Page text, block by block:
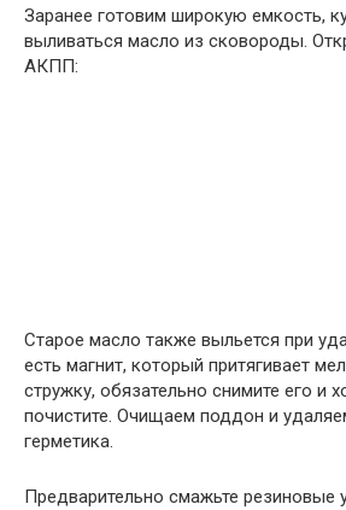
Заранее готовим широкую емкость,
выливаться масло из сковороды.
АКПП:
Старое масло также выльется при
есть магнит, который притягивает
стружку, обязательно снимите его и
почистите. Очищаем поддон и
герметика.
Предварительно смажьте резиновые